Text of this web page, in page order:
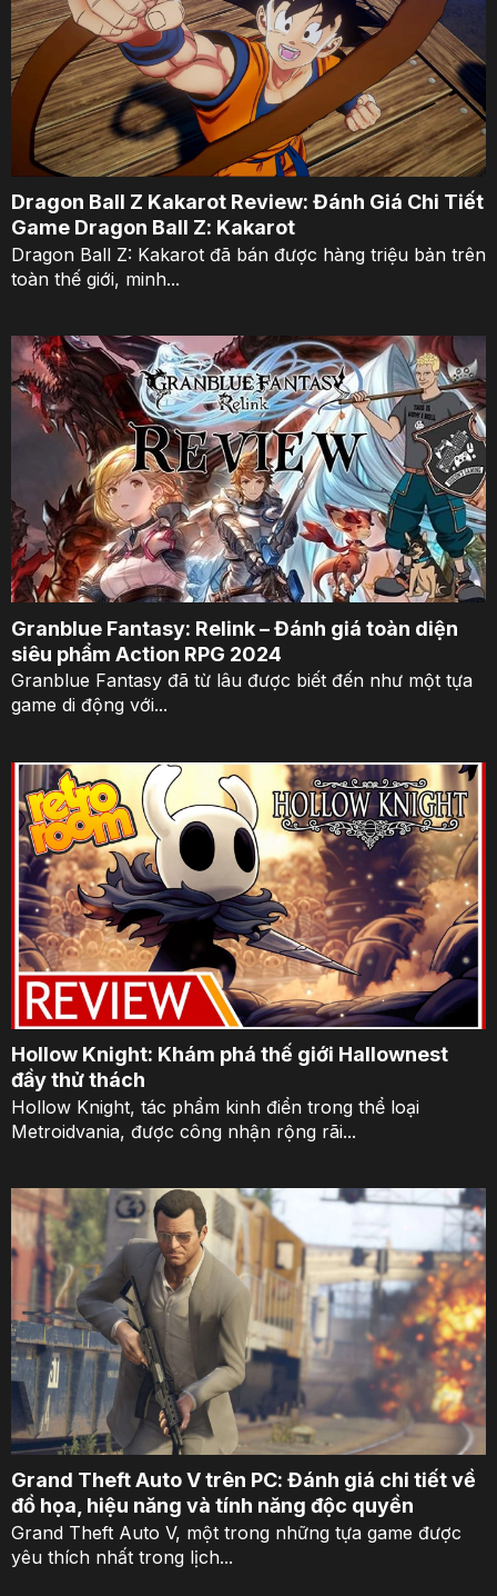
Dragon Ball Z Kakarot Review: Đánh Giá Chi Tiết
Game Dragon Ball Z: Kakarot
Dragon Ball Z: Kakarot đã bán được hàng triệu bản trên
toàn thế giới, minh...
Granblue Fantasy: Relink – Đánh giá toàn diện
siêu phẩm Action RPG 2024
Granblue Fantasy đã từ lâu được biết đến như một tựa
game di động với...
Hollow Knight: Khám phá thế giới Hallownest
đầy thử thách
Hollow Knight, tác phẩm kinh điển trong thể loại
Metroidvania, được công nhận rộng rãi...
Grand Theft Auto V trên PC: Đánh giá chi tiết về
đồ họa, hiệu năng và tính năng độc quyền
Grand Theft Auto V, một trong những tựa game được
yêu thích nhất trong lịch...